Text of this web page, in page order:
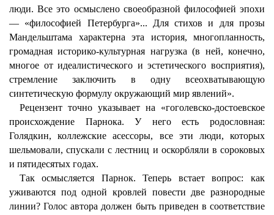
люди. Все это осмыслено своеобразной философией эпохи
— «философией Петербурга»... Для стихов и для прозы
Мандельштама характерна эта история, многопланность,
громадная историко-культурная нагрузка (в ней, конечно,
многое от идеалистического и эстетического восприятия),
стремление заключить в одну всеохватывающую
синтетическую формулу окружающий мир явлений».
Рецензент точно указывает на «гоголевско-достоевское
происхождение Парнока. У него есть родословная:
Голядкин, коллежские асессоры, все эти люди, которых
шельмовали, спускали с лестниц и оскорбляли в сороковых
и пятидесятых годах.
Так осмысляется Парнок. Теперь встает вопрос: как
уживаются под одной кровлей повести две разнородные
линии? Голос автора должен быть приведен в соответствие